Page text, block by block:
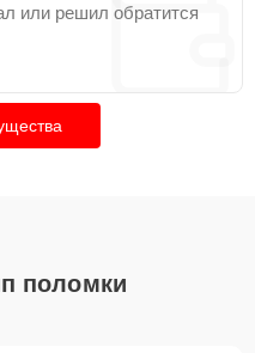
или решил обратится
поломки